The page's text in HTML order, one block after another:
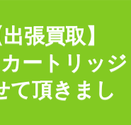
張買取】
ートリッジ
て頂きまし